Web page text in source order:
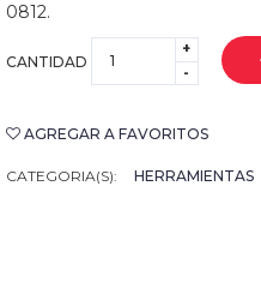
0812.
CANTIDAD
+
-
AGREGAR A FAVORITOS
CATEGORIA(S): HERRAMIENTAS